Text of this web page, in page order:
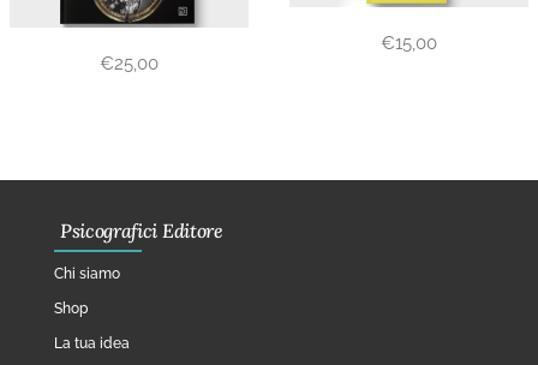
€25,00
€15,00
Psicografici Editore
Chi siamo
Shop
La tua idea